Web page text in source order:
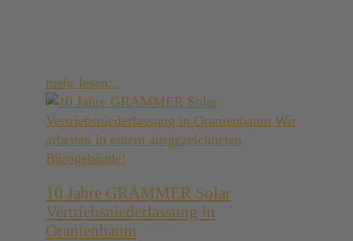
mehr lesen...
10 Jahre GRAMMER Solar
Vertriebsniederlassung in
Oranienbaum